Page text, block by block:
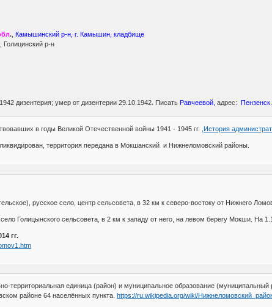
. Камышинский р-н, г. Камышин, кладбище
Голицинский р-н
дизентерия; умер от дизентерии 29.10.1942. Писать Равчеевой, адрес:
в годы Великой Отечественной войны 1941 - 1945 гг. ,История
территория передана в Мокшанский и Нижнеломовский районы.
русское село, центр сельсовета, в 32 км к северо-востоку от Нижнего
Голицынского сельсовета, в 2 км к западу от него, на левом берегу Мокши. На
гг.
территориальная единица (район) и муниципальное образование
районе 64 населённых пункта. https://ru.wikipedia.org/wiki/